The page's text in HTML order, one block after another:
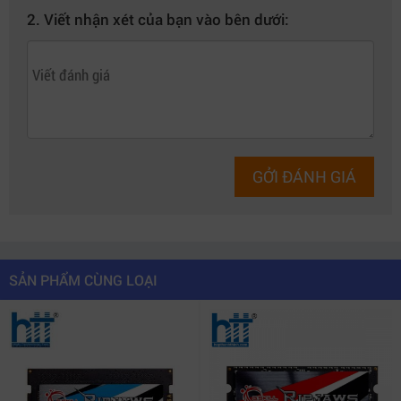
G.SKILL chuyên tâm phát triển các bộ nhớ được ép
xung hiệu năng. Được phát triển và tối ưu hóa trên nền
tảng Intel Core,Trident Z5 RGB
khai thác tiềm năng tốc
2. Viết nhận xét của bạn vào bên dưới:
GỞI ĐÁNH GIÁ
SẢN PHẨM CÙNG LOẠI